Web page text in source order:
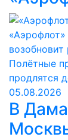
Полётные
продлятся
05.08.2026
В